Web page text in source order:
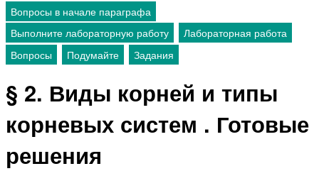
Вопросы в начале параграфа
Выполните лабораторную работу
Лабораторная работа
Вопросы
Подумайте Задания
§ 2. Виды корней и типы
корневых систем . Готовые
решения